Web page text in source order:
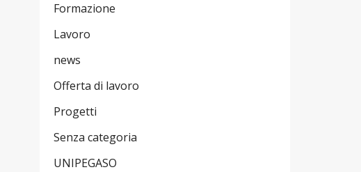
Formazione
Lavoro
news
Offerta di lavoro
Progetti
Senza categoria
UNIPEGASO